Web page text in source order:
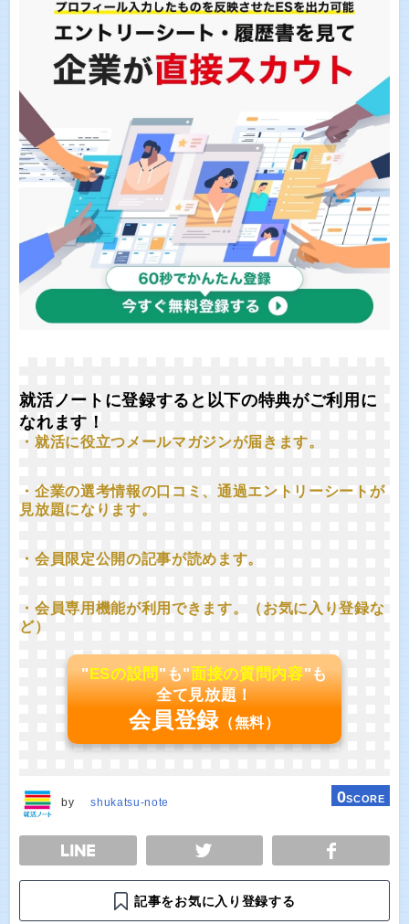
就活ノートに登録すると以下の特典がご利用に
なれます！
・就活に役立つメールマガジンが届きます。
・企業の選考情報の口コミ、通過エントリーシートが
見放題になります。
・会員限定公開の記事が読めます。
・会員専用機能が利用できます。（お気に入り登録な
ど）
"ESの設問"も"面接の質問内容"も
全て見放題！
会員登録 （無料）
by shukatsu-note 0SCORE
TWEET
記事をお気に入り登録する